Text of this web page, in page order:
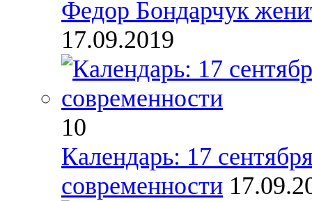
Федор Бондарчук
17.09.2019
10
Календарь: 17
современности